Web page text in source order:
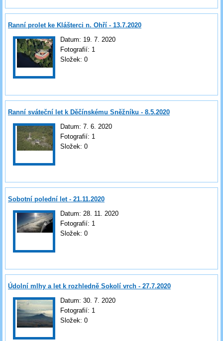
Ranní prolet ke Klášterci n. Ohří - 13.7.2020
Datum: 19. 7. 2020
Fotografií: 1
Složek: 0
Ranní sváteční let k Děčínskému Sněžníku - 8.5.2020
Datum: 7. 6. 2020
Fotografií: 1
Složek: 0
Sobotní polední let - 21.11.2020
Datum: 28. 11. 2020
Fotografií: 1
Složek: 0
Údolní mlhy a let k rozhledně Sokolí vrch - 27.7.2020
Datum: 30. 7. 2020
Fotografií: 1
Složek: 0